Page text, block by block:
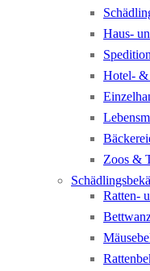
Haus-
Hotel- &
Zoos &
Ratten-